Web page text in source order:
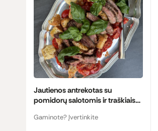
Jautienos antrekotas su
pomidorų salotomis ir traškiais
Gaminote? Įvertinkite